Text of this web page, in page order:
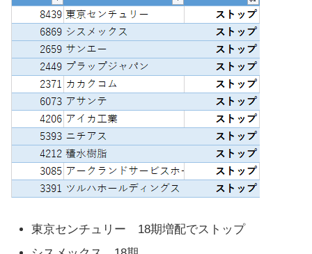
東京センチュリー 18期増配でストップ